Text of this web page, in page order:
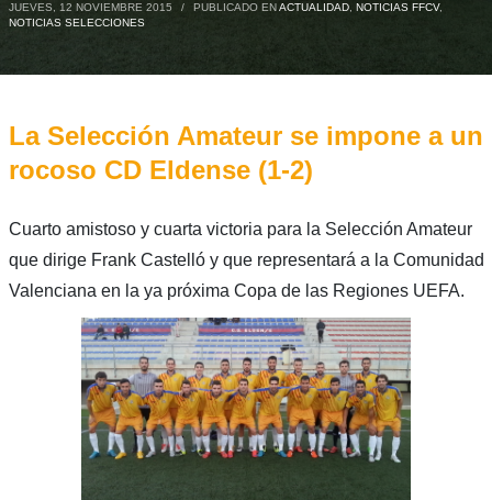
JUEVES, 12 NOVIEMBRE 2015 / PUBLICADO ENACTUALIDAD, NOTICIAS FFCV,
NOTICIAS SELECCIONES
La Selección Amateur se impone a un
rocoso CD Eldense (1-2)
Cuarto amistoso y cuarta victoria para la Selección Amateur
que dirige Frank Castelló y que representará a la Comunidad
Valenciana en la ya próxima Copa de las Regiones UEFA.